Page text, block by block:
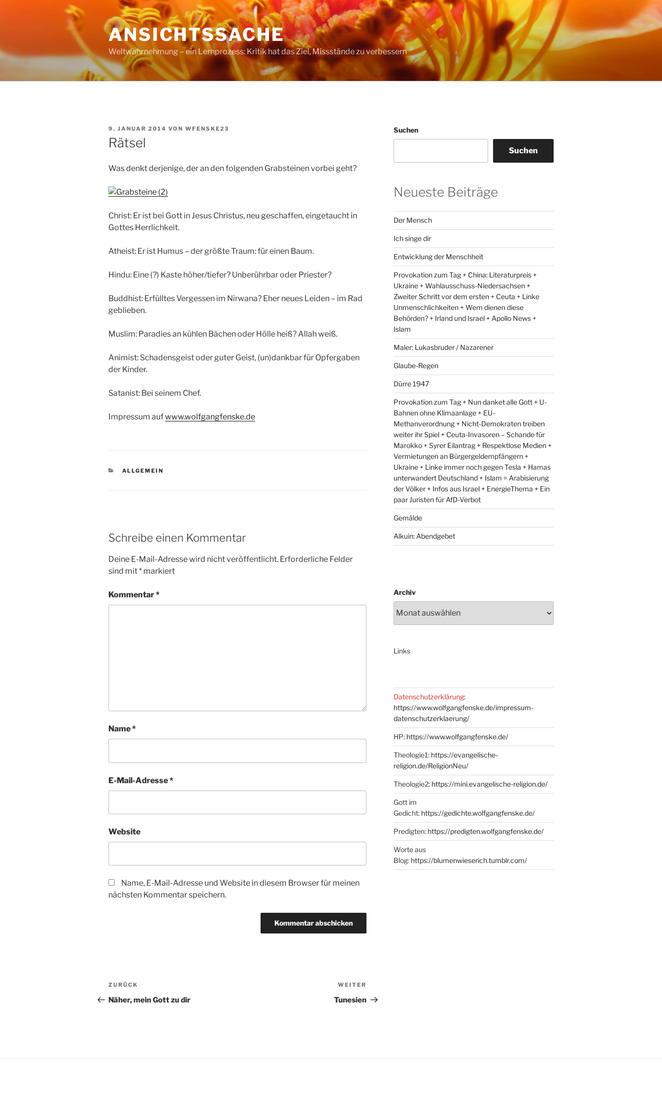
ANSICHTSSACHE
Weltwahrnehmung – ein Lernprozess: Kritik hat das Ziel, Missstände zu verbessern
VERÖFFENTLICHT
AM
9. JANUAR 2014 VON WFENSKE23
Rätsel
Was denkt derjenige, der an den folgenden Grabsteinen vorbei geht?
Christ: Er ist bei Gott in Jesus Christus, neu geschaffen, eingetaucht in
Gottes Herrlichkeit.
Atheist: Er ist Humus – der größte Traum: für einen Baum.
Hindu: Eine (?) Kaste höher/tiefer? Unberührbar oder Priester?
Buddhist: Erfülltes Vergessen im Nirwana? Eher neues Leiden – im Rad
geblieben.
Muslim: Paradies an kühlen Bächen oder Hölle heiß? Allah weiß.
Animist: Schadensgeist oder guter Geist, (un)dankbar für Opfergaben
der Kinder.
Satanist: Bei seinem Chef.
Impressum aufwww.wolfgangfenske.de
KATEGORIEN
ALLGEMEIN
Schreibe einen Kommentar
Deine E-Mail-Adresse wird nicht veröffentlicht. Erforderliche Felder
sind mit* markiert
Kommentar*
Name*
E-Mail-Adresse*
Website
Name, E-Mail-Adresse und Website in diesem Browser für meinen
nächsten Kommentar speichern.
Beitragsnavigation
Vorheriger
Beitrag
ZURÜCK
Näher, mein Gott zu dir
Beitrag
WEITER
Tunesien
Suchen
Suchen
Neueste Beiträge
Der Mensch
Ich singe dir
Entwicklung der Menschheit
Provokation zum Tag + China: Literaturpreis +
Ukraine + Wahlausschuss-Niedersachsen +
Zweiter Schritt vor dem ersten + Ceuta + Linke
Unmenschlichkeiten + Wem dienen diese
Behörden? + Irland und Israel + Apollo News +
Islam
Maler: Lukasbruder / Nazarener
Glaube-Regen
Dürre 1947
Provokation zum Tag + Nun danket alle Gott + U-
Bahnen ohne Klimaanlage + EU-
Methanverordnung + Nicht-Demokraten treiben
weiter ihr Spiel + Ceuta-Invasoren – Schande für
Marokko + Syrer Eilantrag + Respektlose Medien +
Vermietungen an Bürgergeldempfängern +
Ukraine + Linke immer noch gegen Tesla + Hamas
unterwandert Deutschland + Islam = Arabisierung
der Völker + Infos aus Israel + EnergieThema + Ein
paar Juristen für AfD-Verbot
Gemälde
Alkuin: Abendgebet
Archiv
Links
Datenschutzerklärung:
https://www.wolfgangfenske.de/impressum-
datenschutzerklaerung/
HP: https://www.wolfgangfenske.de/
Theologie1: https://evangelische-
religion.de/ReligionNeu/
Theologie2: https://mini.evangelische-religion.de/
Gott im
Gedicht: https://gedichte.wolfgangfenske.de/
Predigten: https://predigten.wolfgangfenske.de/
Worte aus
Blog: https://blumenwieserich.tumblr.com/